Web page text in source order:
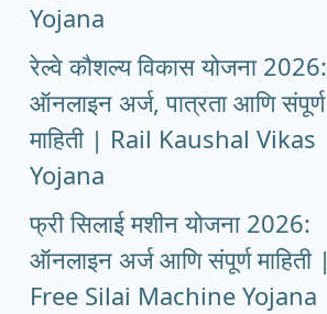
Yojana
रेल्वे कौशल्य विकास योजना 2026:
ऑनलाइन अर्ज, पात्रता आणि संपूर्ण
माहिती | Rail Kaushal Vikas
Yojana
फ्री सिलाई मशीन योजना 2026:
ऑनलाइन अर्ज आणि संपूर्ण माहिती |
Free Silai Machine Yojana